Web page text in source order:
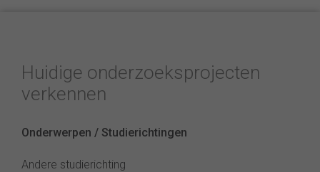
Huidige onderzoeksprojecten
verkennen
Onderwerpen / Studierichtingen
Andere studierichting